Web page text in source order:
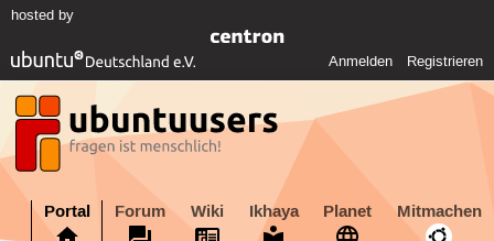
hosted by
Anmelden Registrieren
Portal Forum Wiki Ikhaya Planet Mitmachen